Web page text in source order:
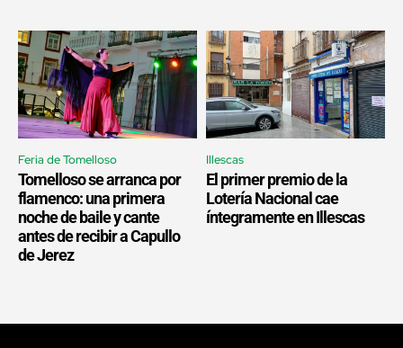
Feria de Tomelloso
Tomelloso se arranca por
flamenco: una primera
noche de baile y cante
antes de recibir a Capullo
de Jerez
Illescas
El primer premio de la
Lotería Nacional cae
íntegramente en Illescas